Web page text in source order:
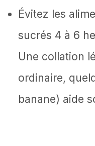
Évitez les
sucrés 4 à 6
Une collation
ordinaire,
banane) aide